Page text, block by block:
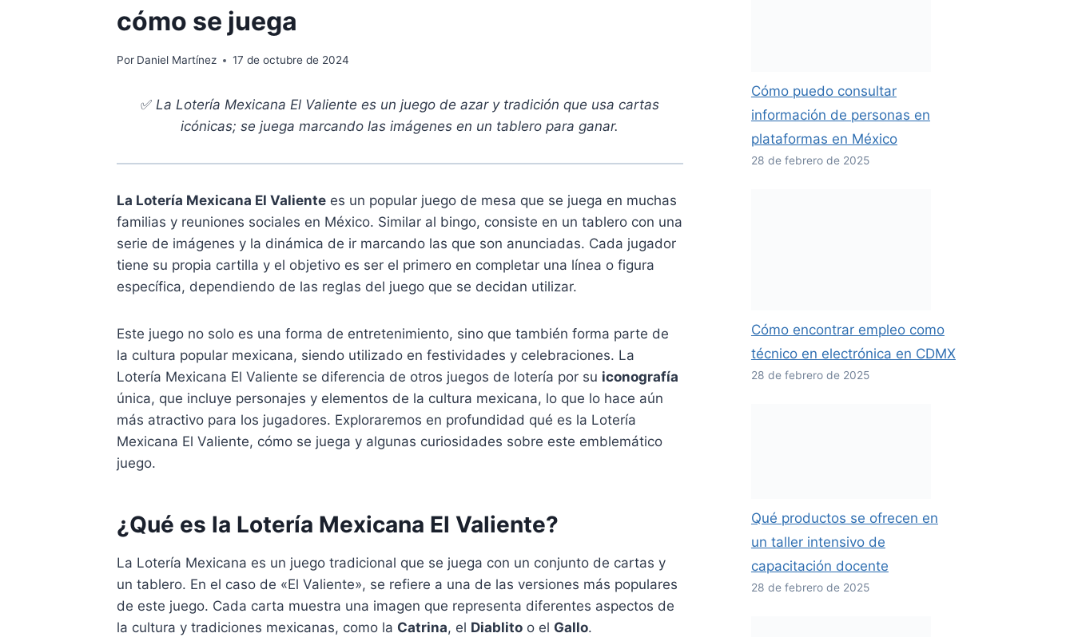
cómo se juega
Por Daniel Martínez 17 de octubre de 2024
✅ La Lotería Mexicana El Valiente es un juego de azar y tradición que usa cartas
icónicas; se juega marcando las imágenes en un tablero para ganar.
La Lotería Mexicana El Valiente es un popular juego de mesa que se juega en muchas
familias y reuniones sociales en México. Similar al bingo, consiste en un tablero con una
serie de imágenes y la dinámica de ir marcando las que son anunciadas. Cada jugador
tiene su propia cartilla y el objetivo es ser el primero en completar una línea o figura
específica, dependiendo de las reglas del juego que se decidan utilizar.
Este juego no solo es una forma de entretenimiento, sino que también forma parte de
la cultura popular mexicana, siendo utilizado en festividades y celebraciones. La
Lotería Mexicana El Valiente se diferencia de otros juegos de lotería por su iconografía
única, que incluye personajes y elementos de la cultura mexicana, lo que lo hace aún
más atractivo para los jugadores. Exploraremos en profundidad qué es la Lotería
Mexicana El Valiente, cómo se juega y algunas curiosidades sobre este emblemático
juego.
¿Qué es la Lotería Mexicana El Valiente?
La Lotería Mexicana es un juego tradicional que se juega con un conjunto de cartas y
un tablero. En el caso de «El Valiente», se refiere a una de las versiones más populares
de este juego. Cada carta muestra una imagen que representa diferentes aspectos de
la cultura y tradiciones mexicanas, como la Catrina, el Diablito o el Gallo.
Cómo puedo consultar
información de personas en
plataformas en México
28 de febrero de 2025
Cómo encontrar empleo como
técnico en electrónica en CDMX
28 de febrero de 2025
Qué productos se ofrecen en
un taller intensivo de
capacitación docente
28 de febrero de 2025